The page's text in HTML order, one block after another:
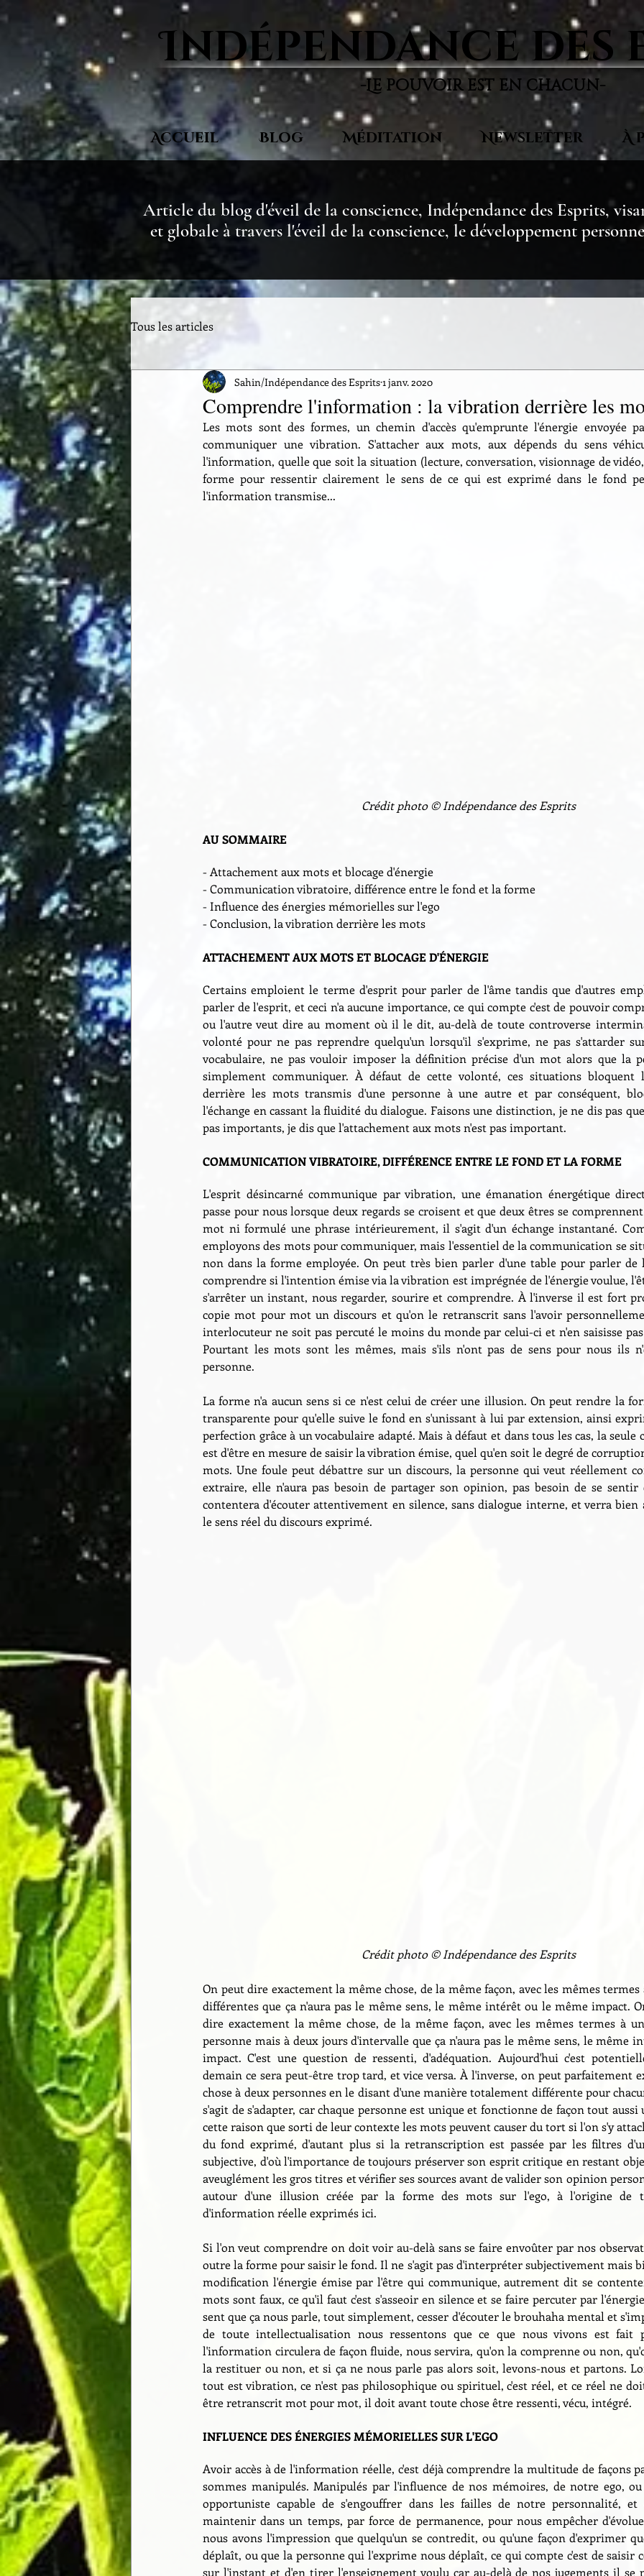
Indépendance des
-Le pouvoir est en chacun-
Accueil Blog Méditation Newsletter À
Article du blog d'éveil de la conscience, Indépendance des Esprits,
et globale à travers l'éveil de la conscience, le développement
Tous les articles
Comprendre l'information : la vibration derrière les
Sahin/Indépendance des Esprits1 janv. 2020
Les mots sont des formes, un chemin d'accès qu'emprunte l'énergie envoyée
communiquer une vibration. S'attacher aux mots, aux dépends du sens
l'information, quelle que soit la situation (lecture, conversation, visionnage de vidéo,
forme pour ressentir clairement le sens de ce qui est exprimé dans le fond
l'information transmise...
Crédit photo © Indépendance des Esprits
AU SOMMAIRE
- Attachement aux mots et blocage d'énergie
- Communication vibratoire, différence entre le fond et la forme
- Influence des énergies mémorielles sur l'ego
- Conclusion, la vibration derrière les mots
ATTACHEMENT AUX MOTS ET BLOCAGE D'ÉNERGIE
Certains emploient le terme d'esprit pour parler de l'âme tandis que d'autres
parler de l'esprit, et ceci n'a aucune importance, ce qui compte c'est de pouvoir
ou l'autre veut dire au moment où il le dit, au-delà de toute controverse
volonté pour ne pas reprendre quelqu'un lorsqu'il s'exprime, ne pas s'attarder
vocabulaire, ne pas vouloir imposer la définition précise d'un mot alors que la
simplement communiquer. À défaut de cette volonté, ces situations bloquent
derrière les mots transmis d'une personne à une autre et par conséquent,
l'échange en cassant la fluidité du dialogue. Faisons une distinction, je ne dis pas
pas importants, je dis que l'attachement aux mots n'est pas important.
COMMUNICATION VIBRATOIRE, DIFFÉRENCE ENTRE LE FOND ET LA FORME
L'esprit désincarné communique par vibration, une émanation énergétique
passe pour nous lorsque deux regards se croisent et que deux êtres se
mot ni formulé une phrase intérieurement, il s'agit d'un échange instantané.
employons des mots pour communiquer, mais l'essentiel de la communication se
non dans la forme employée. On peut très bien parler d'une table pour parler de
comprendre si l'intention émise via la vibration est imprégnée de l'énergie voulue,
s'arrêter un instant, nous regarder, sourire et comprendre. À l'inverse il est fort
copie mot pour mot un discours et qu'on le retranscrit sans l'avoir
interlocuteur ne soit pas percuté le moins du monde par celui-ci et n'en saisisse
Pourtant les mots sont les mêmes, mais s'ils n'ont pas de sens pour nous ils
personne.
La forme n'a aucun sens si ce n'est celui de créer une illusion. On peut rendre la
transparente pour qu'elle suive le fond en s'unissant à lui par extension, ainsi
perfection grâce à un vocabulaire adapté. Mais à défaut et dans tous les cas, la
est d'être en mesure de saisir la vibration émise, quel qu'en soit le degré de
mots. Une foule peut débattre sur un discours, la personne qui veut réellement
extraire, elle n'aura pas besoin de partager son opinion, pas besoin de se sentir
contentera d'écouter attentivement en silence, sans dialogue interne, et verra bien
le sens réel du discours exprimé.
Crédit photo © Indépendance des Esprits
On peut dire exactement la même chose, de la même façon, avec les mêmes termes
différentes que ça n'aura pas le même sens, le même intérêt ou le même impact.
dire exactement la même chose, de la même façon, avec les mêmes termes à
personne mais à deux jours d'intervalle que ça n'aura pas le même sens, le même
impact. C'est une question de ressenti, d'adéquation. Aujourd'hui c'est
demain ce sera peut-être trop tard, et vice versa. À l'inverse, on peut parfaitement
chose à deux personnes en le disant d'une manière totalement différente pour
s'agit de s'adapter, car chaque personne est unique et fonctionne de façon tout aussi
cette raison que sorti de leur contexte les mots peuvent causer du tort si l'on s'y
du fond exprimé, d'autant plus si la retranscription est passée par les filtres
subjective, d'où l'importance de toujours préserver son esprit critique en restant
aveuglément les gros titres et vérifier ses sources avant de valider son opinion
autour d'une illusion créée par la forme des mots sur l'ego, à l'origine de
d'information réelle exprimés ici.
Si l'on veut comprendre on doit voir au-delà sans se faire envoûter par nos
outre la forme pour saisir le fond. Il ne s'agit pas d'interpréter subjectivement mais
modification l'énergie émise par l'être qui communique, autrement dit se
mots sont faux, ce qu'il faut c'est s'asseoir en silence et se faire percuter par
sent que ça nous parle, tout simplement, cesser d'écouter le brouhaha mental et
de toute intellectualisation nous ressentons que ce que nous vivons est fait
l'information circulera de façon fluide, nous servira, qu'on la comprenne ou non,
la restituer ou non, et si ça ne nous parle pas alors soit, levons-nous et partons.
tout est vibration, ce n'est pas philosophique ou spirituel, c'est réel, et ce réel ne
être retranscrit mot pour mot, il doit avant toute chose être ressenti, vécu, intégré.
INFLUENCE DES ÉNERGIES MÉMORIELLES SUR L'EGO
Avoir accès à de l'information réelle, c'est déjà comprendre la multitude de façons
sommes manipulés. Manipulés par l'influence de nos mémoires, de notre ego,
opportuniste capable de s'engouffrer dans les failles de notre personnalité,
maintenir dans un temps, par force de permanence, pour nous empêcher
nous avons l'impression que quelqu'un se contredit, ou qu'une façon d'exprimer
déplaît, ou que la personne qui l'exprime nous déplaît, ce qui compte c'est de saisir
sur l'instant et d'en tirer l'enseignement voulu car au-delà de nos jugements il se